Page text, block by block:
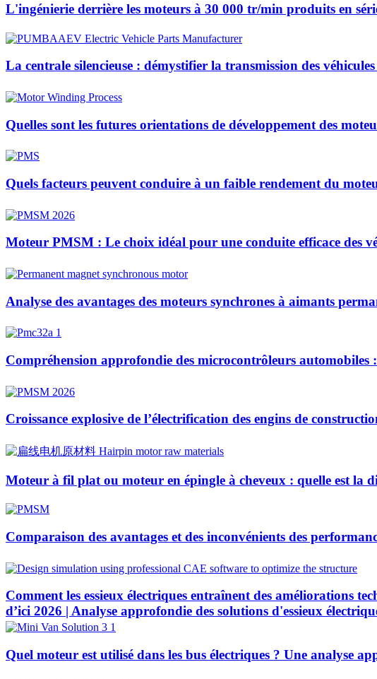
L'ingénierie derrière les moteurs à 30 000 tr/min produits en
La centrale silencieuse : démystifier la transmission des
Quelles sont les futures orientations de développement des
Quels facteurs peuvent conduire à un faible rendement du
Moteur PMSM : Le choix idéal pour une conduite efficace des
Analyse des avantages des moteurs synchrones à aimants
Compréhension approfondie des microcontrôleurs automobiles
Croissance explosive de l’électrification des engins de
Moteur à fil plat ou moteur en épingle à cheveux : quelle est la
Comparaison des avantages et des inconvénients des
Comment les essieux électriques entraînent des améliorations
d’ici 2026 | Analyse approfondie des solutions d'essieux
Quel moteur est utilisé dans les bus électriques ? Une analyse